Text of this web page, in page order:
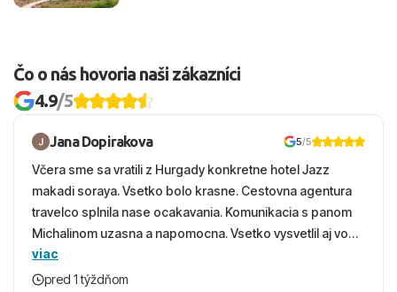
Čo o nás hovoria naši zákazníci
4.9/5
Jana Dopirakova 5/5
Včera sme sa vratili z Hurgady konkretne hotel Jazz
makadi soraya. Vsetko bolo krasne. Cestovna agentura
travelco splnila nase ocakavania. Komunikacia s panom
Michalinom uzasna a napomocna. Vsetko vysvetlil aj vo
vecernych hodinach zaco sa ospravedlnujem. Hotel
krasny, cisty. Sluzby top. Strava, prostredie, more,
viac
pred 1 týždňom